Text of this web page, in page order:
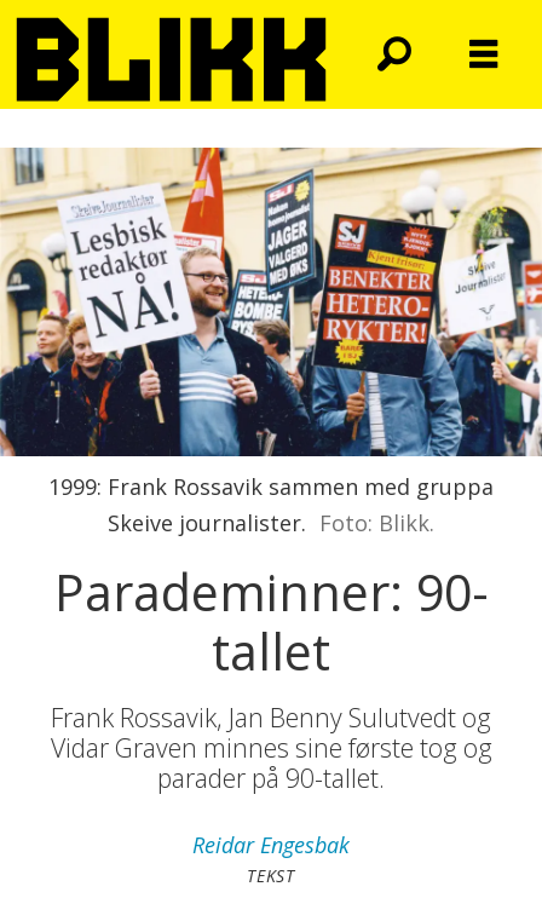
1999: Frank Rossavik sammen med gruppa
Skeive journalister. Foto: Blikk.
Parademinner: 90-
tallet
Frank Rossavik, Jan Benny Sulutvedt og
Vidar Graven minnes sine første tog og
parader på 90-tallet.
Reidar Engesbak
TEKST